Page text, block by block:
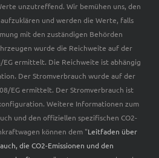
unzutreffend. Wir bemühen uns, den
und werden die Werte, falls
mit den zuständigen Behörden
wurde die Reichweite auf der
ermittelt. Die Reichweite ist abhängig
Der Stromverbrauch wurde auf der
EG ermittelt. Der Stromverbrauch ist
Weitere Informationen zum
und den offiziellen spezifischen CO2-
können dem "Leitfaden über
die CO2-Emissionen und den